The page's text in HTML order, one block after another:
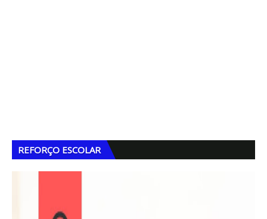
REFORÇO ESCOLAR